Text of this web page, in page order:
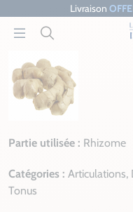
Livraison
Partie utilisée : Rhizome
Catégories : Articulations,
Tonus